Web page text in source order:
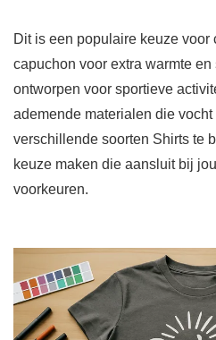
Dit is een populaire keuze voor
capuchon voor extra warmte en
ontworpen voor sportieve
ademende materialen die
verschillende soorten Shirts te
keuze maken die aansluit bij
voorkeuren.